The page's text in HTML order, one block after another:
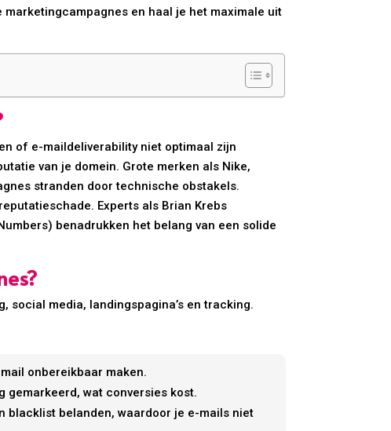
en haal je het maximale uit
of e-maildeliverability niet optimaal zijn
van je domein. Grote merken als Nike,
stranden door technische obstakels.
Experts als Brian Krebs
benadrukken het belang van een solide
media, landingspagina’s en tracking.
onbereikbaar maken.
gemarkeerd, wat conversies kost.
blacklist belanden, waardoor je e-mails niet